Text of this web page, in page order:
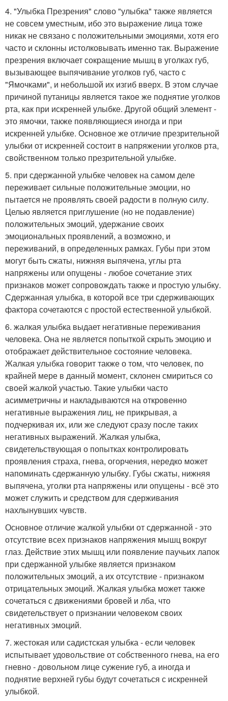
4. "Улыбка Презрения" слово "улыбка" также является
не совсем уместным, ибо это выражение лица тоже
никак не связано с положительными эмоциями, хотя его
часто и склонны истолковывать именно так. Выражение
презрения включает сокращение мышц в уголках губ,
вызывающее выпячивание уголков губ, часто с
"Ямочками", и небольшой их изгиб вверх. В этом случае
причиной путаницы является такое же поднятие уголков
рта, как при искренней улыбке. Другой общий элемент -
это ямочки, также появляющиеся иногда и при
искренней улыбке. Основное же отличие презрительной
улыбки от искренней состоит в напряжении уголков рта,
свойственном только презрительной улыбке.
5. при сдержанной улыбке человек на самом деле
переживает сильные положительные эмоции, но
пытается не проявлять своей радости в полную силу.
Целью является приглушение (но не подавление)
положительных эмоций, удержание своих
эмоциональных проявлений, а возможно, и
переживаний, в определенных рамках. Губы при этом
могут быть сжаты, нижняя выпячена, углы рта
напряжены или опущены - любое сочетание этих
признаков может сопровождать также и простую улыбку.
Сдержанная улыбка, в которой все три сдерживающих
фактора сочетаются с простой естественной улыбкой.
6. жалкая улыбка выдает негативные переживания
человека. Она не является попыткой скрыть эмоцию и
отображает действительное состояние человека.
Жалкая улыбка говорит также о том, что человек, по
крайней мере в данный момент, склонен смириться со
своей жалкой участью. Такие улыбки часто
асимметричны и накладываются на откровенно
негативные выражения лиц, не прикрывая, а
подчеркивая их, или же следуют сразу после таких
негативных выражений. Жалкая улыбка,
свидетельствующая о попытках контролировать
проявления страха, гнева, огорчения, нередко может
напоминать сдержанную улыбку. Губы сжаты, нижняя
выпячена, уголки рта напряжены или опущены - всё это
может служить и средством для сдерживания
нахлынувших чувств.
Основное отличие жалкой улыбки от сдержанной - это
отсутствие всех признаков напряжения мышц вокруг
глаз. Действие этих мышц или появление паучьих лапок
при сдержанной улыбке является признаком
положительных эмоций, а их отсутствие - признаком
отрицательных эмоций. Жалкая улыбка может также
сочетаться с движениями бровей и лба, что
свидетельствует о признании человеком своих
негативных эмоций.
7. жестокая или садистская улыбка - если человек
испытывает удовольствие от собственного гнева, на его
гневно - довольном лице сужение губ, а иногда и
поднятие верхней губы будут сочетаться с искренней
улыбкой.